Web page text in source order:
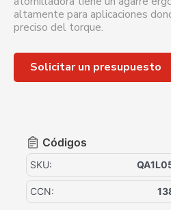
altamente para aplicaciones
preciso del torque.
Solicitar un presupuesto
Códigos
SKU:
CCN: